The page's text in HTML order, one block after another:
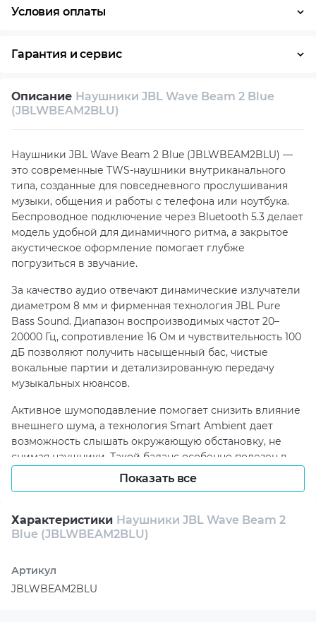
Условия оплаты
Гарантия и сервис
Собственный сервисный центр
Описание Наушники JBL Wave Beam 2 Blue
(JBLWBEAM2BLU)
Наушники JBL Wave Beam 2 Blue (JBLWBEAM2BLU) —
это современные TWS-наушники внутриканального
типа, созданные для повседневного прослушивания
музыки, общения и работы с телефона или ноутбука.
Беспроводное подключение через Bluetooth 5.3 делает
модель удобной для динамичного ритма, а закрытое
акустическое оформление помогает глубже
погрузиться в звучание.
За качество аудио отвечают динамические излучатели
диаметром 8 мм и фирменная технология JBL Pure
Bass Sound. Диапазон воспроизводимых частот 20–
20000 Гц, сопротивление 16 Ом и чувствительность 100
дБ позволяют получить насыщенный бас, чистые
вокальные партии и детализированную передачу
музыкальных нюансов.
Активное шумоподавление помогает снизить влияние
внешнего шума, а технология Smart Ambient дает
возможность слышать окружающую обстановку, не
снимая наушники. Такой баланс особенно полезен в
дороге, офисе, транспорте или во время прогулок,
когда важно быстро переключаться между личным
JBL Wave Beam 2 Blue оснащены 4 встроенными
Функция ответа на звонок, регулировка громкости,
Multipoint, Google Fast Pair и Microsoft Swift Pair делают
Показать все
Характеристики Наушники JBL Wave Beam 2
Blue (JBLWBEAM2BLU)
Артикул
JBLWBEAM2BLU